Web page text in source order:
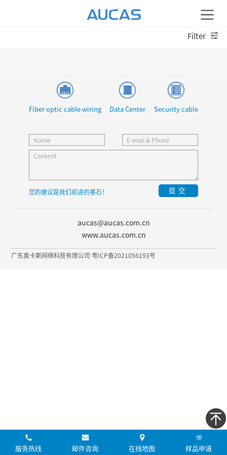
Filter
Fiber optic cable wiring Data Center Security cable
您的建议是我们前进的基石！ 提交
aucas@aucas.com.cn
www.aucas.com.cn
广东奥卡斯网络科技有限公司 粤ICP备2021056193号
服务热线 邮件咨询 在线地图 样品申请